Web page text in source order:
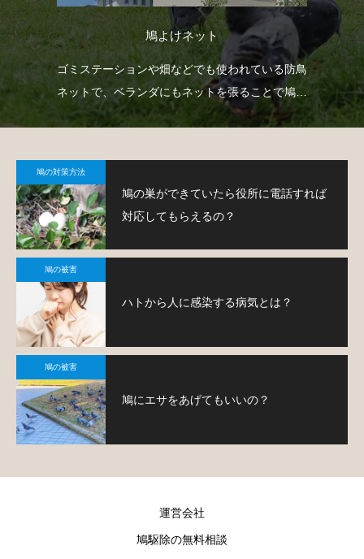
鳩よけネット
ゴミステーションや畑などでも使われている防鳥
ネットで、ベランダにもネットを張ることで鳩対
策が可能です。
鳩の対策方法
鳩の巣ができていたら役所に電話すれば
対応してもらえるの？
鳩の被害
ハトから人に感染する病気とは？
鳩の被害
鳩にエサをあげてもいいの？
運営会社
鳩駆除の無料相談